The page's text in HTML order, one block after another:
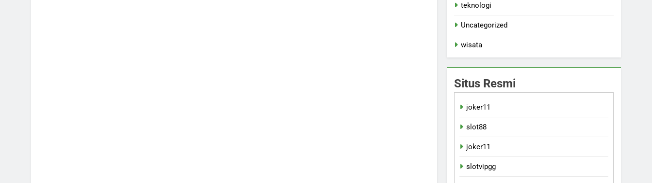
teknologi
Uncategorized
wisata
Situs Resmi
joker11
slot88
joker11
slotvipgg